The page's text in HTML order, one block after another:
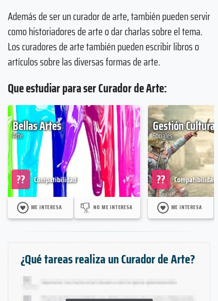
Además de ser un curador de arte, también pueden servir
como historiadores de arte o dar charlas sobre el tema.
Los curadores de arte también pueden escribir libros o
artículos sobre las diversas formas de arte.
Que estudiar para ser Curador de Arte:
Bellas Artes
Arte
Compatibilidad
??
ME INTERESA NO ME INTERESA
Gestión Cultural
Sociales
Compatibilidad
??
ME INTERESA
¿Qué tareas realiza un Curador de Arte?